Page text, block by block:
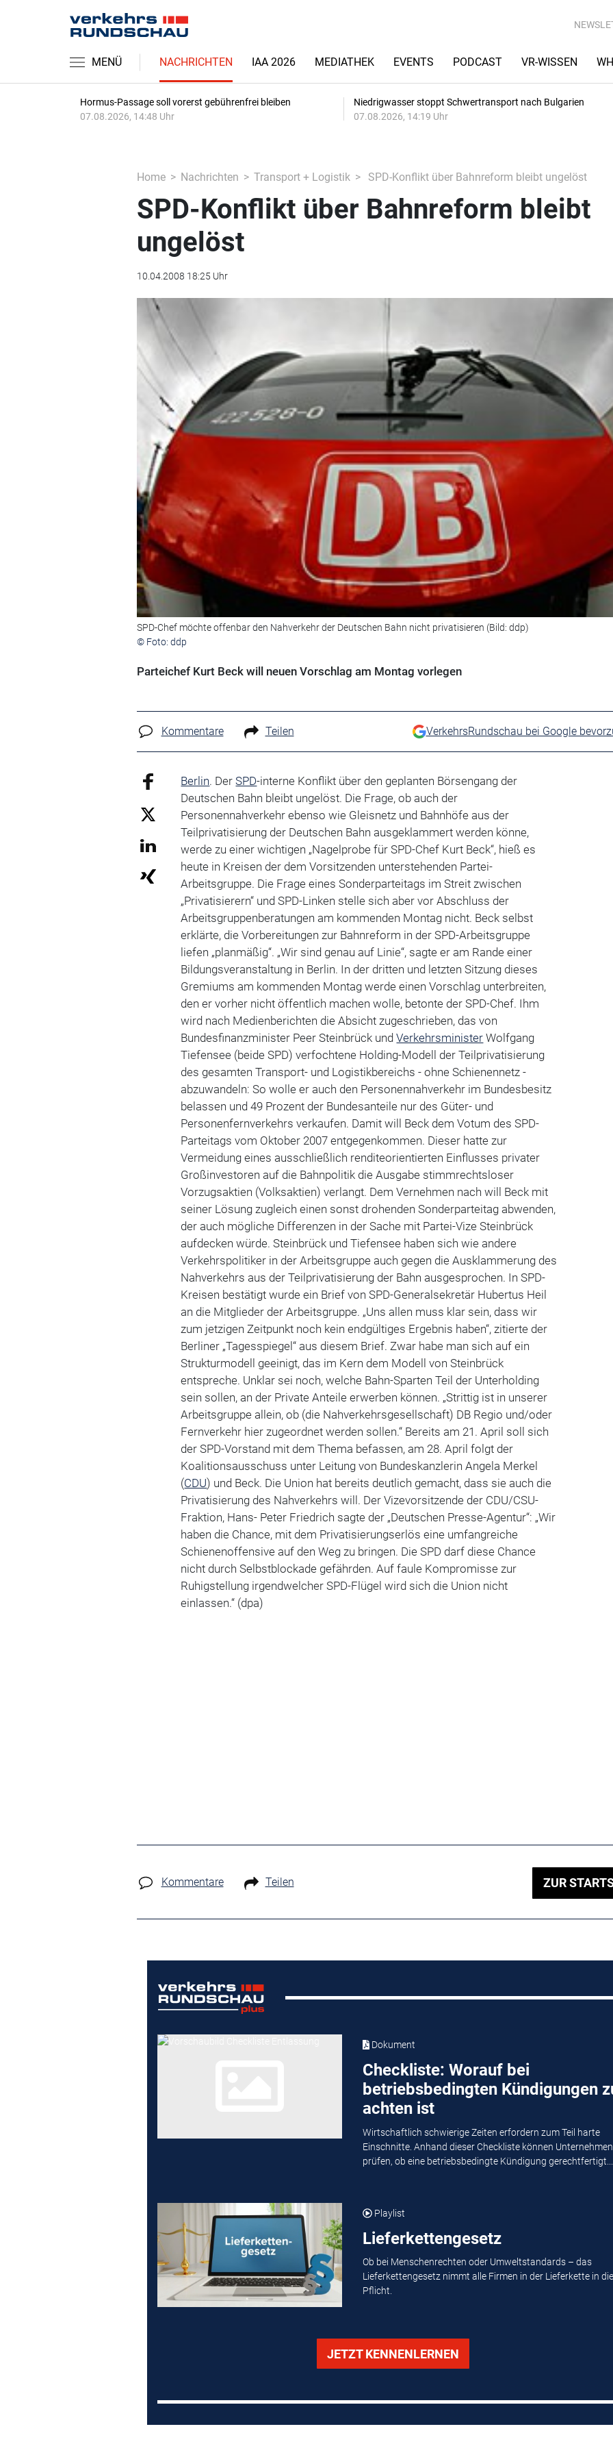
MENÜ NACHRICHTEN IAA 2026 MEDIATHEK EVENTS PODCAST VR-WISSEN
Hormus-Passage soll vorerst gebührenfrei bleiben
07.08.2026, 14:48 Uhr
Niedrigwasser stoppt Schwertransport nach Bulgarien
07.08.2026, 14:19 Uhr
Home Nachrichten Transport + Logistik SPD-Konflikt über Bahnreform bleibt ungelöst
SPD-Konflikt über Bahnreform bleibt
ungelöst
10.04.2008 18:25 Uhr
SPD-Chef möchte offenbar den Nahverkehr der Deutschen Bahn nicht privatisieren (Bild: ddp)
© Foto: ddp
Parteichef Kurt Beck will neuen Vorschlag am Montag vorlegen
Kommentare Teilen VerkehrsRundschau bei Google
Berlin. DerSPD-interne Konflikt über den geplanten Börsengang der
Deutschen Bahn bleibt ungelöst. Die Frage, ob auch der
Personennahverkehr ebenso wie Gleisnetz und Bahnhöfe aus der
Teilprivatisierung der Deutschen Bahn ausgeklammert werden könne,
werde zu einer wichtigen „Nagelprobe für SPD-Chef Kurt Beck“, hieß es
heute in Kreisen der dem Vorsitzenden unterstehenden Partei-
Arbeitsgruppe. Die Frage eines Sonderparteitags im Streit zwischen
„Privatisierern“ und SPD-Linken stelle sich aber vor Abschluss der
Arbeitsgruppenberatungen am kommenden Montag nicht. Beck selbst
erklärte, die Vorbereitungen zur Bahnreform in der SPD-Arbeitsgruppe
liefen „planmäßig“. „Wir sind genau auf Linie“, sagte er am Rande einer
Bildungsveranstaltung in Berlin. In der dritten und letzten Sitzung dieses
Gremiums am kommenden Montag werde einen Vorschlag unterbreiten,
den er vorher nicht öffentlich machen wolle, betonte der SPD-Chef. Ihm
wird nach Medienberichten die Absicht zugeschrieben, das von
Bundesfinanzminister Peer Steinbrück undVerkehrsminister Wolfgang
Tiefensee (beide SPD) verfochtene Holding-Modell der Teilprivatisierung
des gesamten Transport- und Logistikbereichs - ohne Schienennetz -
abzuwandeln: So wolle er auch den Personennahverkehr im Bundesbesitz
belassen und 49 Prozent der Bundesanteile nur des Güter- und
Personenfernverkehrs verkaufen. Damit will Beck dem Votum des SPD-
Parteitags vom Oktober 2007 entgegenkommen. Dieser hatte zur
Vermeidung eines ausschließlich renditeorientierten Einflusses privater
Großinvestoren auf die Bahnpolitik die Ausgabe stimmrechtsloser
Vorzugsaktien (Volksaktien) verlangt. Dem Vernehmen nach will Beck mit
seiner Lösung zugleich einen sonst drohenden Sonderparteitag abwenden,
der auch mögliche Differenzen in der Sache mit Partei-Vize Steinbrück
aufdecken würde. Steinbrück und Tiefensee haben sich wie andere
Verkehrspolitiker in der Arbeitsgruppe auch gegen die Ausklammerung des
Nahverkehrs aus der Teilprivatisierung der Bahn ausgesprochen. In SPD-
Kreisen bestätigt wurde ein Brief von SPD-Generalsekretär Hubertus Heil
an die Mitglieder der Arbeitsgruppe. „Uns allen muss klar sein, dass wir
zum jetzigen Zeitpunkt noch kein endgültiges Ergebnis haben“, zitierte der
Berliner „Tagesspiegel“ aus diesem Brief. Zwar habe man sich auf ein
Strukturmodell geeinigt, das im Kern dem Modell von Steinbrück
entspreche. Unklar sei noch, welche Bahn-Sparten Teil der Unterholding
sein sollen, an der Private Anteile erwerben können. „Strittig ist in unserer
Arbeitsgruppe allein, ob (die Nahverkehrsgesellschaft) DB Regio und/oder
Fernverkehr hier zugeordnet werden sollen.“ Bereits am 21. April soll sich
der SPD-Vorstand mit dem Thema befassen, am 28. April folgt der
Koalitionsausschuss unter Leitung von Bundeskanzlerin Angela Merkel
(CDU) und Beck. Die Union hat bereits deutlich gemacht, dass sie auch die
Privatisierung des Nahverkehrs will. Der Vizevorsitzende der CDU/CSU-
Fraktion, Hans- Peter Friedrich sagte der „Deutschen Presse-Agentur“: „Wir
haben die Chance, mit dem Privatisierungserlös eine umfangreiche
Schienenoffensive auf den Weg zu bringen. Die SPD darf diese Chance
nicht durch Selbstblockade gefährden. Auf faule Kompromisse zur
Ruhigstellung irgendwelcher SPD-Flügel wird sich die Union nicht
einlassen.“ (dpa)
Kommentare Teilen ZUR
Dokument
Checkliste: Worauf bei
betriebsbedingten Kündigungen
achten ist
Wirtschaftlich schwierige Zeiten erfordern zum Teil harte
Einschnitte. Anhand dieser Checkliste können Unternehmen
prüfen, ob eine betriebsbedingte Kündigung gerechtfertigt...
Playlist
Lieferkettengesetz
Ob bei Menschenrechten oder Umweltstandards – das
Lieferkettengesetz nimmt alle Firmen in der Lieferkette in die
Pflicht.
JETZT KENNENLERNEN